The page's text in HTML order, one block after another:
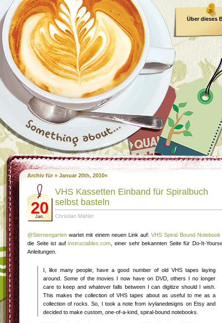
Über dieses
Archiv für » Januar 20th, 2010«
20
Jan.
VHS Kassetten Einband für Spiralbuch
selbst basteln
Christian Mähler
@Sternengarten wartet mit einem neuen Link auf:VHS Spiral Bound Notebook
die Seite ist aufinstructables.com , einer sehr bekannten Seite für Do-It-
Anleitungen.
I, like many people, have a good number of old VHS tapes laying
around. Some of the movies I now have on DVD, others I no longer
care to keep and whatever falls between I can digitize should I wish.
This makes the collection of VHS tapes about as useful to me as a
collection of rocks. So, I took a note from ivylanedesigns on Etsy and
decided to make custom, one-of-a-kind, spiral-bound notebooks.